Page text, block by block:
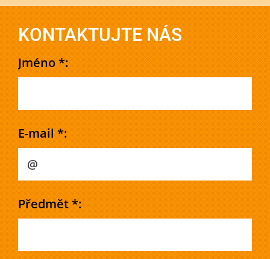
KONTAKTUJTE NÁS
Jméno *:
E-mail *:
Předmět *: